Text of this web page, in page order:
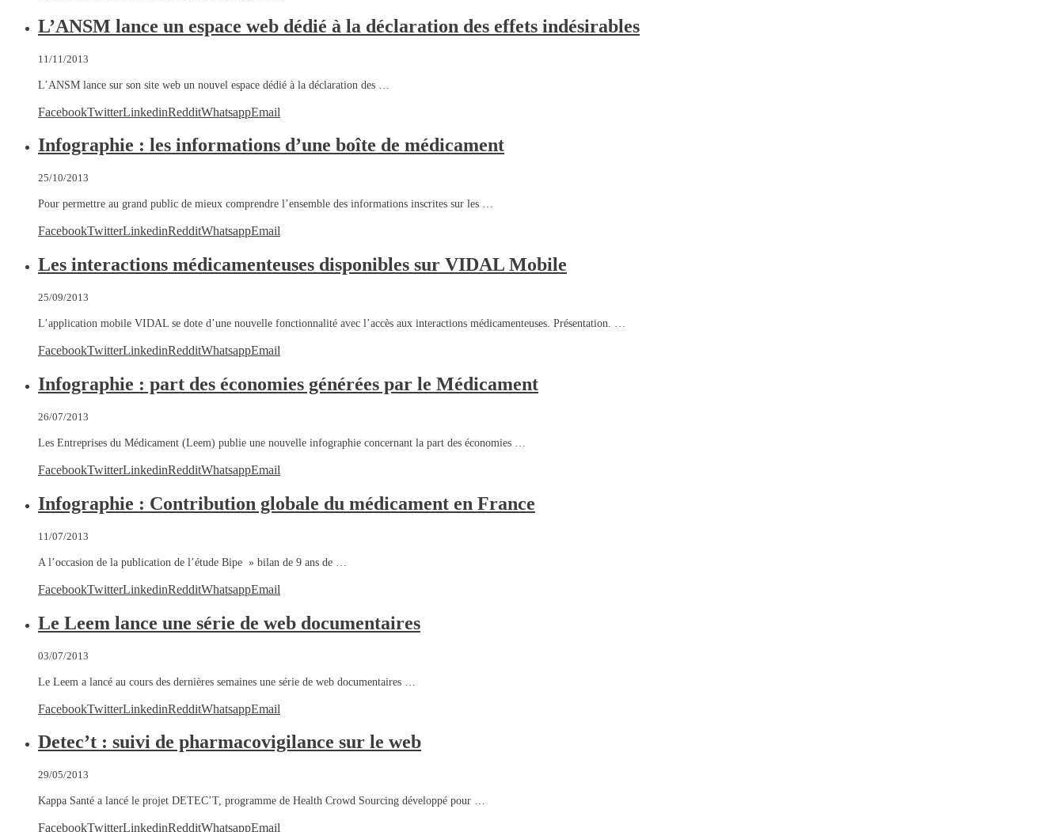
L’ANSM lance un espace web dédié à la déclaration des effets indésirables
11/11/2013
L’ANSM lance sur son site web un nouvel espace dédié à la déclaration des …
FacebookTwitterLinkedinRedditWhatsappEmail
Infographie : les informations d’une boîte de médicament
25/10/2013
Pour permettre au grand public de mieux comprendre l’ensemble des informations inscrites sur les …
FacebookTwitterLinkedinRedditWhatsappEmail
Les interactions médicamenteuses disponibles sur VIDAL Mobile
25/09/2013
L’application mobile VIDAL se dote d’une nouvelle fonctionnalité avec l’accès aux interactions médicamenteuses. Présentation. …
FacebookTwitterLinkedinRedditWhatsappEmail
Infographie : part des économies générées par le Médicament
26/07/2013
Les Entreprises du Médicament (Leem) publie une nouvelle infographie concernant la part des économies …
FacebookTwitterLinkedinRedditWhatsappEmail
Infographie : Contribution globale du médicament en France
11/07/2013
A l’occasion de la publication de l’étude Bipe » bilan de 9 ans de …
FacebookTwitterLinkedinRedditWhatsappEmail
Le Leem lance une série de web documentaires
03/07/2013
Le Leem a lancé au cours des dernières semaines une série de web documentaires …
FacebookTwitterLinkedinRedditWhatsappEmail
Detec’t : suivi de pharmacovigilance sur le web
29/05/2013
Kappa Santé a lancé le projet DETEC’T, programme de Health Crowd Sourcing développé pour …
FacebookTwitterLinkedinRedditWhatsappEmail